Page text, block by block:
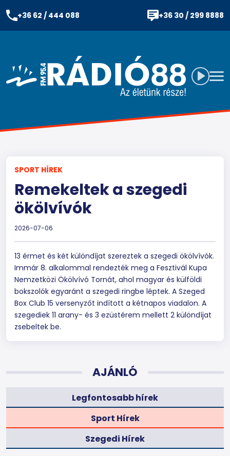
+36 62 / 444 088 +36 30 / 299 8888
SPORT HÍREK
Remekeltek a szegedi
ökölvívók
2026-07-06
13 érmet és két különdíjat szereztek a szegedi ökölvívók.
Immár 8. alkalommal rendezték meg a Fesztivál Kupa
Nemzetközi Ökölvívó Tornát, ahol magyar és külföldi
bokszolók egyaránt a szegedi ringbe léptek. A Szeged
Box Club 15 versenyzőt indított a kétnapos viadalon. A
szegediek 11 arany- és 3 ezüstérem mellett 2 különdíjat
zsebeltek be.
AJÁNLÓ
Legfontosabb hírek
Sport Hírek
Szegedi Hírek